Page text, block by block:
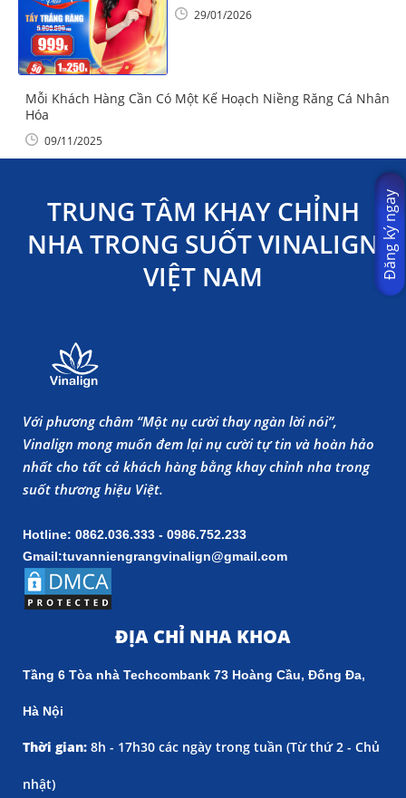
29/01/2026
Mỗi Khách Hàng Cần Có Một Kế Hoạch Niềng Răng Cá Nhân
Hóa
09/11/2025
TRUNG TÂM KHAY CHỈNH
NHA TRONG SUỐT VINALIGN
VIỆT NAM
Với phương châm “Một nụ cười thay ngàn lời nói”,
Vinalign mong muốn đem lại nụ cười tự tin và hoàn hảo
nhất cho tất cả khách hàng bằng khay chỉnh nha trong
suốt thương hiệu Việt.
Hotline: 0862.036.333 - 0986.752.233
Gmail:tuvanniengrangvinalign@gmail.com
ĐỊA CHỈ NHA KHOA
Tầng 6 Tòa nhà Techcombank 73 Hoàng Cầu, Đống Đa,
Hà Nội
Thời gian: 8h - 17h30 các ngày trong tuần (Từ thứ 2 - Chủ
nhật)
Đăng ký ngay